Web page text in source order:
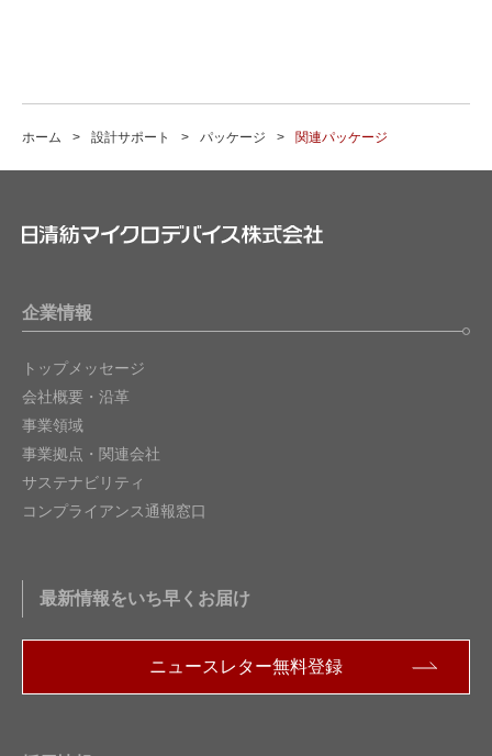
ホーム 設計サポート パッケージ 関連パッケージ
企業情報
トップメッセージ
会社概要・沿革
事業領域
事業拠点・関連会社
サステナビリティ
コンプライアンス通報窓口
最新情報をいち早くお届け
ニュースレター無料登録